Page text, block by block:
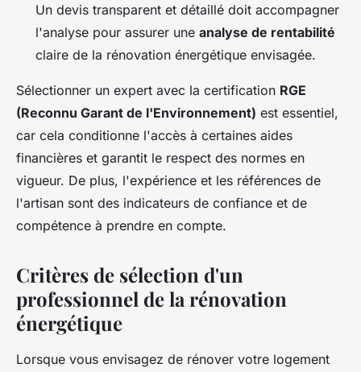
Un devis transparent et détaillé doit accompagner
l'analyse pour assurer une analyse de rentabilité
claire de la rénovation énergétique envisagée.
Sélectionner un expert avec la certification RGE
(Reconnu Garant de l'Environnement) est essentiel,
car cela conditionne l'accès à certaines aides
financières et garantit le respect des normes en
vigueur. De plus, l'expérience et les références de
l'artisan sont des indicateurs de confiance et de
compétence à prendre en compte.
Critères de sélection d'un
professionnel de la rénovation
énergétique
Lorsque vous envisagez de rénover votre logement